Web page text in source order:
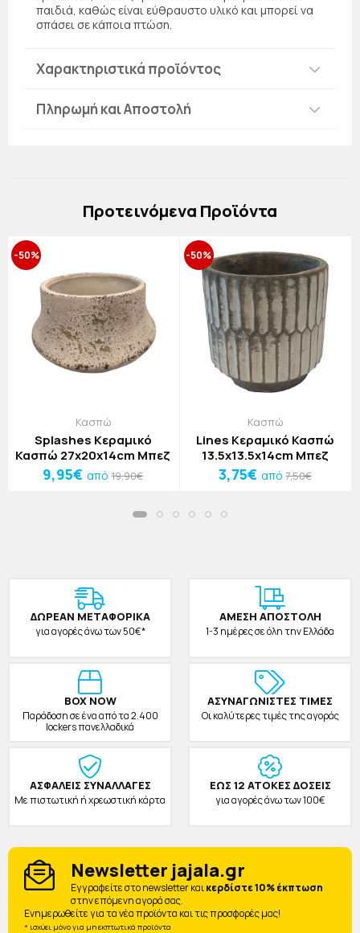
παιδιά, καθώς είναι εύθραυστο υλικό και μπορεί να
σπάσει σε κάποια πτώση.
Χαρακτηριστικά προϊόντος
Πληρωμή και Αποστολή
Πρoτεινόμενα Προϊόντα
-50%
Κασπώ
Splashes Κεραμικό
Κασπώ 27x20x14cm Μπεζ
9,95€ από19,90€
-50%
Κασπώ
Lines Κεραμικό Κασπώ
13.5x13.5x14cm Μπεζ
3,75€ από7,50€
ΔΩΡΕAΝ ΜΕΤΑΦΟΡΙΚΑ
για αγορές άνω των 50€*
ΑΜΕΣΗ ΑΠΟΣΤΟΛΗ
1-3 ημέρες σε όλη την Ελλάδα
BOX NOW
Παράδοση σε ένα από τα 2.400
lockers πανελλαδικά
ΑΣΥΝΑΓΩΝΙΣΤΕΣ ΤΙΜΕΣ
Οι καλύτερες τιμές της αγοράς
ΑΣΦΑΛΕΙΣ ΣΥΝΑΛΛΑΓΕΣ
Με πιστωτική ή χρεωστική κάρτα
ΕΩΣ 12 ΑΤΟΚΕΣ ΔΟΣΕΙΣ
για αγορές άνω των 100€
Newsletter jajala.gr
Eγγραφείτε στο newsletter καικερδίστε 10% έκπτωση
στην επόμενη αγορά σας.
Ενημερωθείτε για τα νέα προϊόντα και τις προσφορές μας!
* ισχύει μόνο για μη εκπτωτικά προϊόντα